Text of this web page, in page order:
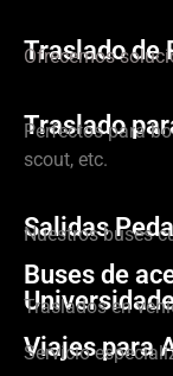
Traslado de
Ofrecemos
Traslado
Perfectos para
scout, etc.
Salidas
Nuestros buses
Buses de
Traslados en
Viajes para
Servicio